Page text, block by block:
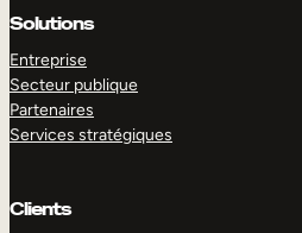
Solutions
Entreprise
Secteur publique
Partenaires
Services stratégiques
Clients